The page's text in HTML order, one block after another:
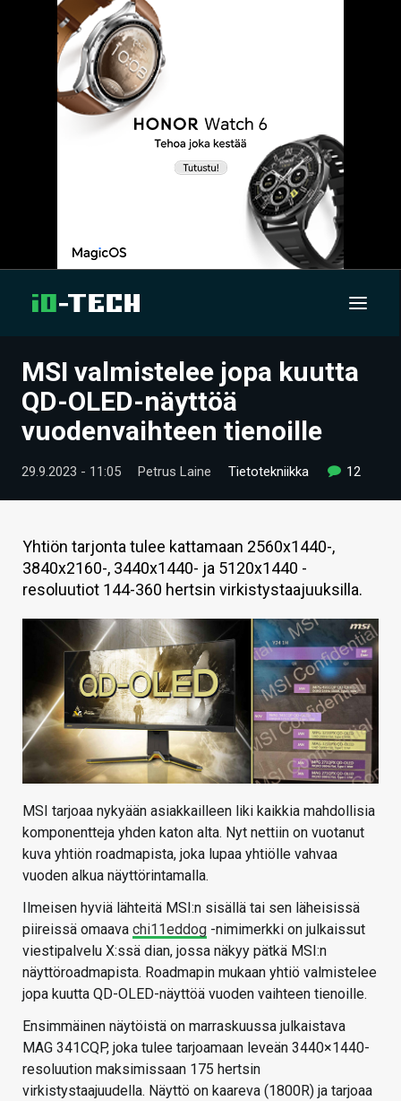
UUTISET
ARTIKKELIT
VIDEOT
TECHBBS
TIETOA
HINTA.FI
VAIHDA TEEMA
HAKU
MSI valmistelee jopa kuutta
QD-OLED-näyttöä
vuodenvaihteen tienoille
29.9.2023 - 11:05 Petrus Laine Tietotekniikka 12
Yhtiön tarjonta tulee kattamaan 2560x1440-,
3840x2160-, 3440x1440- ja 5120x1440 -
resoluutiot 144-360 hertsin virkistystaajuuksilla.
MSI tarjoaa nykyään asiakkailleen liki kaikkia mahdollisia
komponentteja yhden katon alta. Nyt nettiin on vuotanut
kuva yhtiön roadmapista, joka lupaa yhtiölle vahvaa
vuoden alkua näyttörintamalla.
Ilmeisen hyviä lähteitä MSI:n sisällä tai sen läheisissä
piireissä omaava chi11eddog -nimimerkki on julkaissut
viestipalvelu X:ssä dian, jossa näkyy pätkä MSI:n
näyttöroadmapista. Roadmapin mukaan yhtiö valmistelee
jopa kuutta QD-OLED-näyttöä vuoden vaihteen tienoille.
Ensimmäinen näytöistä on marraskuussa julkaistava
MAG 341CQP, joka tulee tarjoamaan leveän 3440×1440-
resoluution maksimissaan 175 hertsin
virkistystaajuudella. Näyttö on kaareva (1800R) ja tarjoaa